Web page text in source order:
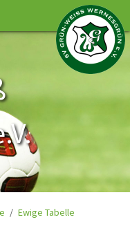
Ewige Tabelle